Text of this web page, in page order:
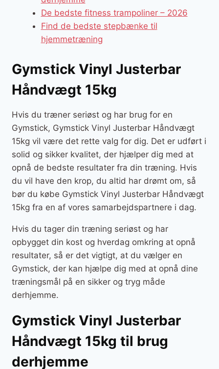
De bedste fitness trampoliner – 2026
Find de bedste stepbænke til
hjemmetræning
Gymstick Vinyl Justerbar
Håndvægt 15kg
Hvis du træner seriøst og har brug for en
Gymstick, Gymstick Vinyl Justerbar Håndvægt
15kg vil være det rette valg for dig. Det er udført i
solid og sikker kvalitet, der hjælper dig med at
opnå de bedste resultater fra din træning. Hvis
du vil have den krop, du altid har drømt om, så
bør du købe Gymstick Vinyl Justerbar Håndvægt
15kg fra en af vores samarbejdspartnere i dag.
Hvis du tager din træning seriøst og har
opbygget din kost og hverdag omkring at opnå
resultater, så er det vigtigt, at du vælger en
Gymstick, der kan hjælpe dig med at opnå dine
træningsmål på en sikker og tryg måde
derhjemme.
Gymstick Vinyl Justerbar
Håndvægt 15kg til brug
derhjemme